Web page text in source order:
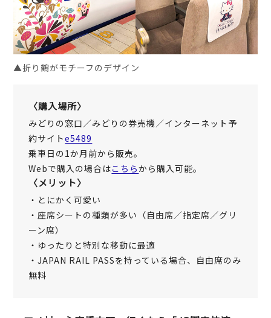
▲折り鶴がモチーフのデザイン
〈購入場所〉
みどりの窓口／みどりの券売機／インターネット予
約サイトe5489
乗車日の1か月前から販売。
Webで購入の場合はこちらから購入可能。
〈メリット〉
・とにかく可愛い
・座席シートの種類が多い（自由席／指定席／グリ
ーン席）
・ゆったりと特別な移動に最適
・JAPAN RAIL PASSを持っている場合、自由席のみ
無料